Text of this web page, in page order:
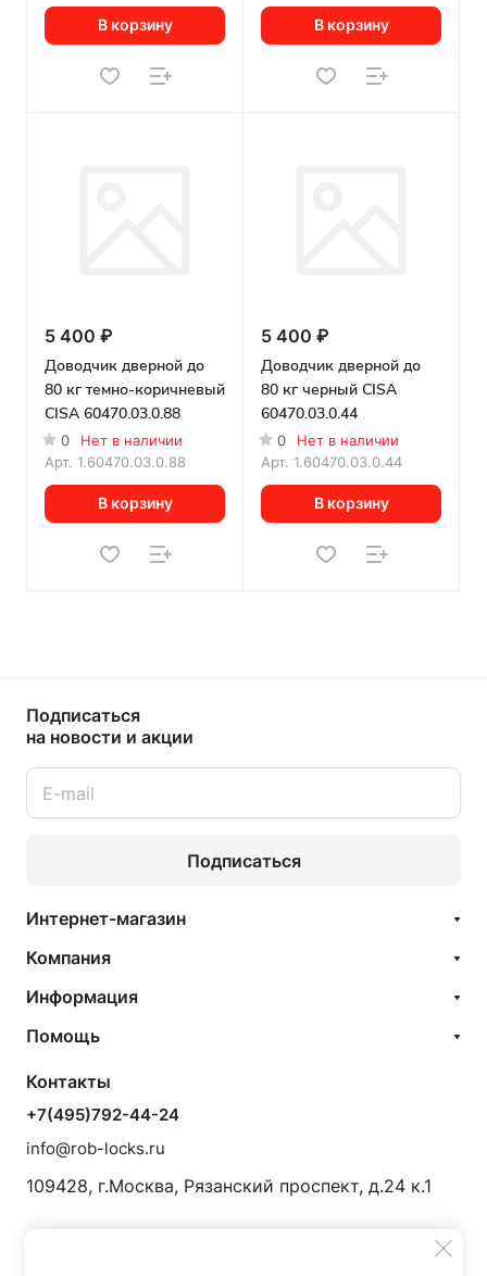
В корзину В корзину
5 400 ₽
Доводчик дверной до
80 кг темно-коричневый
CISA 60470.03.0.88
0
Нет в наличии
Арт. 1.60470.03.0.88
В корзину
5 400 ₽
Доводчик дверной до
80 кг черный CISA
60470.03.0.44
0
Нет в наличии
Арт. 1.60470.03.0.44
В корзину
Подписаться
на новости и акции
Подписаться
Интернет-магазин
Компания
Информация
Помощь
Контакты
+7(495)792-44-24
info@rob-locks.ru
109428, г.Москва, Рязанский проспект, д.24 к.1